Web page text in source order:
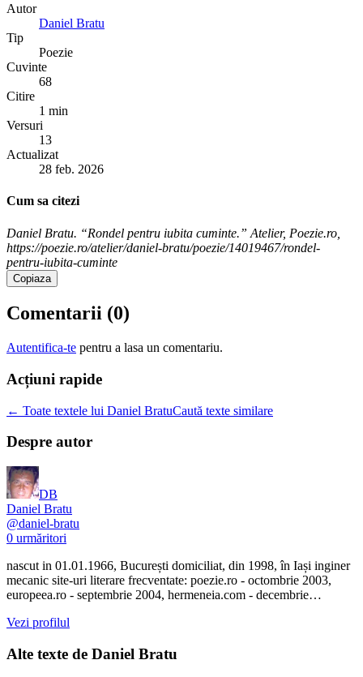
Autor
Daniel Bratu
Tip
Poezie
Cuvinte
68
Citire
1 min
Versuri
13
Actualizat
28 feb. 2026
Cum sa citezi
Daniel Bratu. “Rondel pentru iubita cuminte.” Atelier, Poezie.ro,
https://poezie.ro/atelier/daniel-bratu/poezie/14019467/rondel-
pentru-iubita-cuminte
Copiaza
Comentarii (0)
Autentifica-te pentru a lasa un comentariu.
Acțiuni rapide
← Toate textele lui Daniel BratuCaută texte similare
Despre autor
DB
Daniel Bratu
@daniel-bratu
0 urmăritori
nascut in 01.01.1966, București domiciliat, din 1998, în Iași inginer
mecanic site-uri literare frecventate: poezie.ro - octombrie 2003,
europeea.ro - septembrie 2004, hermeneia.com - decembrie…
Vezi profilul
Alte texte de Daniel Bratu